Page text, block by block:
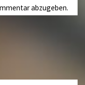
abzugeben.